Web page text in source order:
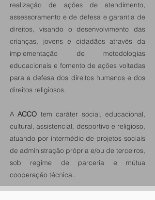
realização de ações de atendimento,
assessoramento e de defesa e garantia de
direitos, visando o desenvolvimento das
crianças, jovens e cidadãos através da
implementação de metodologias
educacionais e fomento de ações voltadas
para a defesa dos direitos humanos e dos
direitos religiosos.
AACCO tem caráter social, educacional,
cultural, assistencial, desportivo e religioso,
atuando por intermédio de projetos sociais
de administração própria e/ou de terceiros,
sob regime de parceria e mútua
cooperação técnica..